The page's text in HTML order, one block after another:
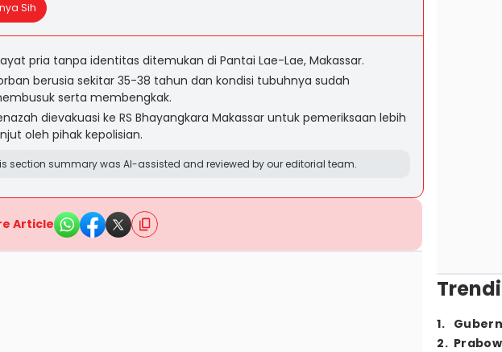
Sih
pria tanpa identitas ditemukan di Pantai Lae-Lae, Makassar.
berusia sekitar 35-38 tahun dan kondisi tubuhnya sudah
serta membengkak.
dievakuasi ke RS Bhayangkara Makassar untuk pemeriksaan lebih
oleh pihak kepolisian.
section summary was AI-assisted and reviewed by our editorial team.
Article
1.
2.